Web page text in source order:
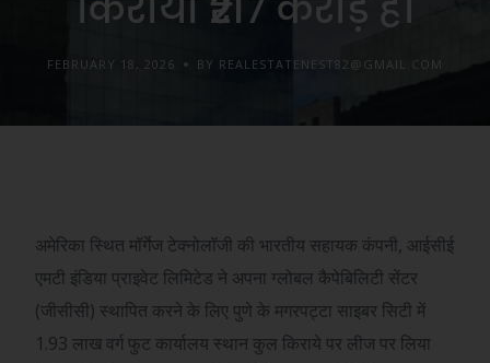
FEBRUARY 18, 2026 BY REALESTATENEST82@GMAIL.COM
अमेरिका स्थित मॉर्गेज टेक्नोलॉजी की भारतीय सहायक कंपनी, आईसीई
एमटी इंडिया प्राइवेट लिमिटेड ने अपना ग्लोबल कैपेबिलिटी सेंटर
(जीसीसी) स्थापित करने के लिए पुणे के मगरपट्टा साइबर सिटी में
1.93 लाख वर्ग फुट कार्यालय स्थान कुल किराये पर लीज पर लिया